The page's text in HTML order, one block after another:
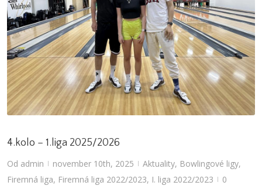
4.kolo – 1.liga 2025/2026
Od admin | november 10th, 2025 | Aktuality, Bowlingové ligy,
Firemná liga, Firemná liga 2022/2023, I. liga 2022/2023 |
0